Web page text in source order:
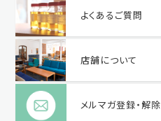
よくあるご質問
店舗について
メルマガ登録・解除